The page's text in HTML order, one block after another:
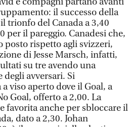
il successo della
trionfo del Canada a 3,40
per il pareggio. Canadesi che,
posto rispetto agli svizzeri,
di Jesse Marsch, infatti,
su tre avendo una
avversari. Si
viso aperto dove il Goal, a
Goal, offerto a 2,00. La
favorita anche per sbloccare il
dato a 2,30. Johan